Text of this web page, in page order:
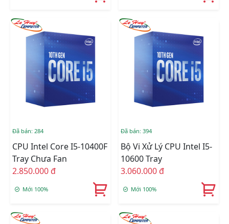
Đã bán: 284
CPU Intel Core I5-10400F
Tray Chưa Fan
2.850.000 đ
Mới 100%
Đã bán: 394
Bộ Vi Xử Lý CPU Intel I5-
10600 Tray
3.060.000 đ
Mới 100%